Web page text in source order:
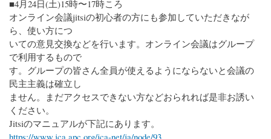
■4月24日(土)15時〜17時ころ
オンライン会議jitsiの初心者の方にも参加していただきなが
ら、使い方につ
いての意見交換などを行います。オンライン会議はグループ
で利用するもので
す。グループの皆さん全員が使えるようにならないと会議の
民主主義は確立し
ません。まだアクセスできない方などおられれば是非お誘い
ください。
Jitsiのマニュアルが下記にあります。